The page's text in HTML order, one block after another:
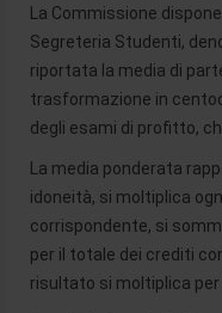
La Commissione
Segreteria Studenti,
riportata la media di
trasformazione in
degli esami di profitto,
La media ponderata
idoneità, si moltiplica
corrispondente, si
per il totale dei crediti
risultato si moltiplica per